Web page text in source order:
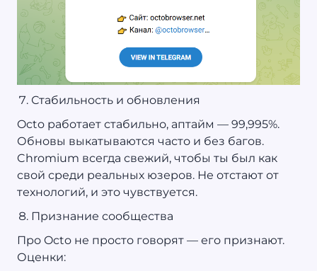
Стабильность и обновления
Octo работает стабильно, аптайм — 99,995%.
Обновы выкатываются часто и без багов.
Chromium всегда свежий, чтобы ты был как
свой среди реальных юзеров. Не отстают от
технологий, и это чувствуется.
Признание сообщества
Про Octo не просто говорят — его признают.
Оценки: